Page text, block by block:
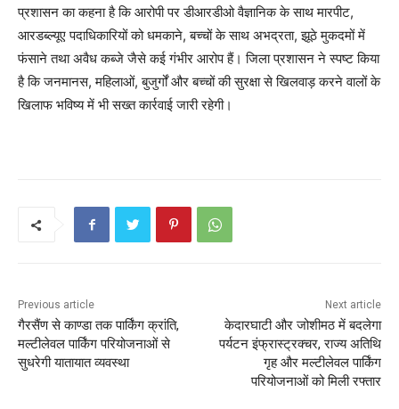
प्रशासन का कहना है कि आरोपी पर डीआरडीओ वैज्ञानिक के साथ मारपीट,
आरडब्ल्यूए पदाधिकारियों को धमकाने, बच्चों के साथ अभद्रता, झूठे मुकदमों में
फंसाने तथा अवैध कब्जे जैसे कई गंभीर आरोप हैं। जिला प्रशासन ने स्पष्ट किया
है कि जनमानस, महिलाओं, बुजुर्गों और बच्चों की सुरक्षा से खिलवाड़ करने वालों के
खिलाफ भविष्य में भी सख्त कार्रवाई जारी रहेगी।
Previous article
गैरसैंण से काण्डा तक पार्किंग क्रांति,
मल्टीलेवल पार्किंग परियोजनाओं से
सुधरेगी यातायात व्यवस्था
Next article
केदारघाटी और जोशीमठ में बदलेगा
पर्यटन इंफ्रास्ट्रक्चर, राज्य अतिथि
गृह और मल्टीलेवल पार्किंग
परियोजनाओं को मिली रफ्तार